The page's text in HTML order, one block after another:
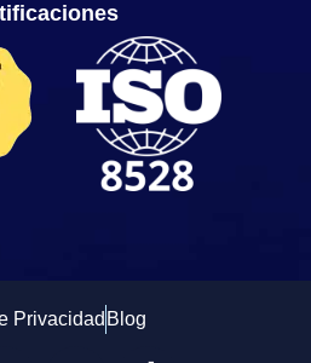
Privacidad Blog